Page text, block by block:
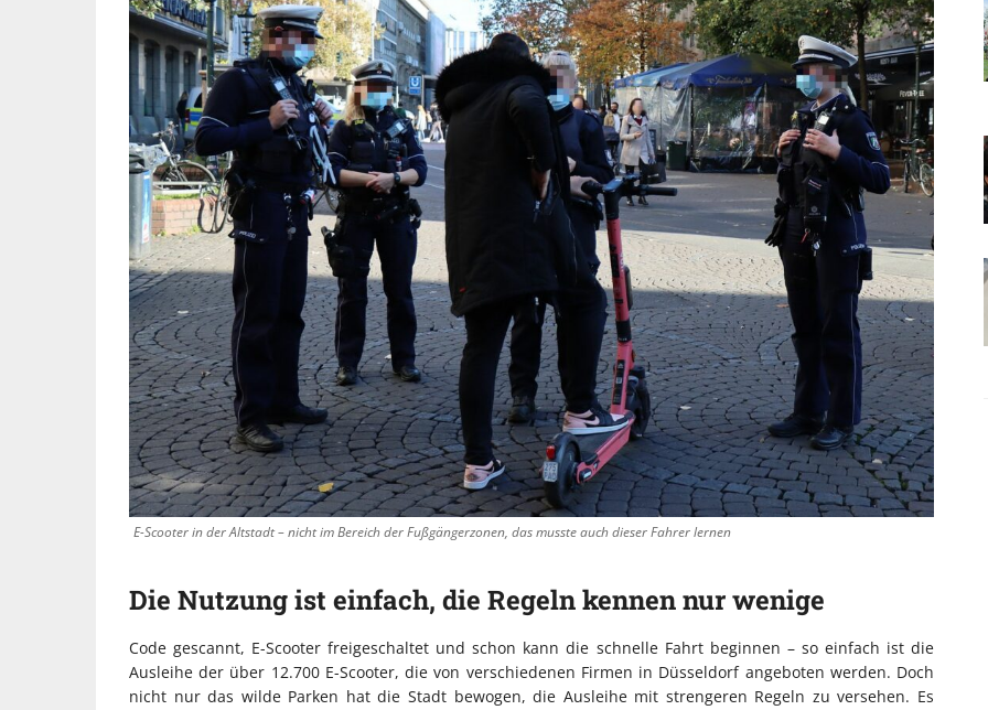
E-Scooter in der Altstadt – nicht im Bereich der Fußgängerzonen, das musste auch dieser Fahrer lernen
Die Nutzung ist einfach, die Regeln kennen nur wenige
Code gescannt, E-Scooter freigeschaltet und schon kann die schnelle Fahrt beginnen – so einfach ist die
Ausleihe der über 12.700 E-Scooter, die von verschiedenen Firmen in Düsseldorf angeboten werden. Doch
nicht nur das wilde Parken hat die Stadt bewogen, die Ausleihe mit strengeren Regeln zu versehen. Es